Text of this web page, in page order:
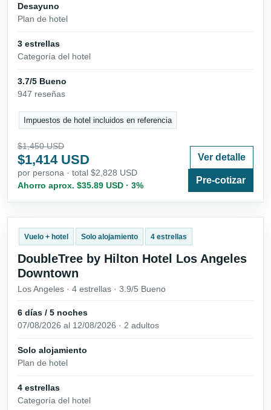
Desayuno
Plan de hotel
3 estrellas
Categoría del hotel
3.7/5 Bueno
947 reseñas
Impuestos de hotel incluidos en referencia
$1,450 USD
$1,414 USD
por persona · total $2,828 USD
Ahorro aprox. $35.89 USD · 3%
Ver detalle
Pre-cotizar
Vuelo + hotel Solo alojamiento 4 estrellas
DoubleTree by Hilton Hotel Los Angeles
Downtown
Los Angeles · 4 estrellas · 3.9/5 Bueno
6 días / 5 noches
07/08/2026 al 12/08/2026 · 2 adultos
Solo alojamiento
Plan de hotel
4 estrellas
Categoría del hotel